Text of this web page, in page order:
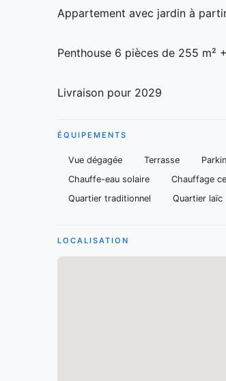
Appartement avec jardin à
Penthouse 6 pièces de 255 m²
Livraison pour 2029
ÉQUIPEMENTS
Vue dégagée Terrasse
Chauffe-eau solaire
Chauffage
Quartier traditionnel
Quartier laïc
LOCALISATION